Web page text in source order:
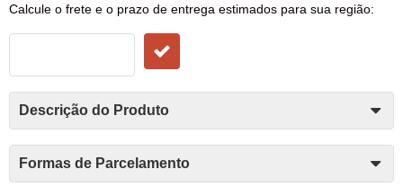
Calcule o frete e o prazo de entrega estimados para sua região:
Descrição do Produto
Formas de Parcelamento